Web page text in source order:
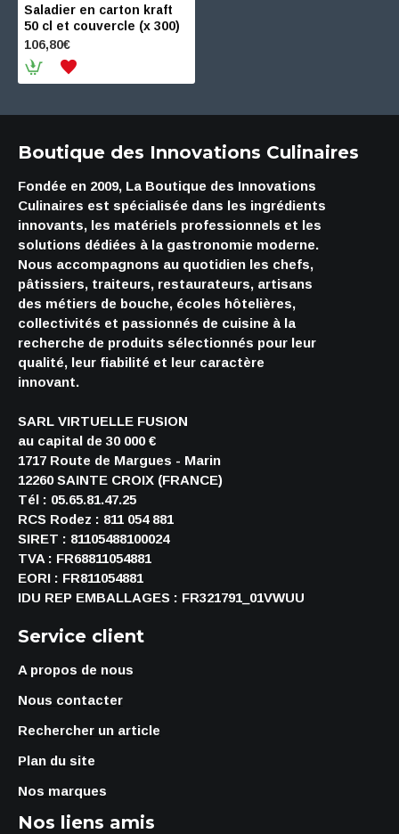
Saladier en carton kraft
50 cl et couvercle (x 300)
106,80€
Boutique des Innovations Culinaires
Fondée en 2009, La Boutique des Innovations
Culinaires est spécialisée dans les ingrédients
innovants, les matériels professionnels et les
solutions dédiées à la gastronomie moderne.
Nous accompagnons au quotidien les chefs,
pâtissiers, traiteurs, restaurateurs, artisans
des métiers de bouche, écoles hôtelières,
collectivités et passionnés de cuisine à la
recherche de produits sélectionnés pour leur
qualité, leur fiabilité et leur caractère
innovant.
SARL VIRTUELLE FUSION
au capital de 30 000 €
1717 Route de Margues - Marin
12260 SAINTE CROIX (FRANCE)
Tél : 05.65.81.47.25
RCS Rodez : 811 054 881
SIRET : 81105488100024
TVA : FR68811054881
EORI : FR811054881
IDU REP EMBALLAGES : FR321791_01VWUU
Service client
A propos de nous
Nous contacter
Rechercher un article
Plan du site
Nos marques
Nos liens amis